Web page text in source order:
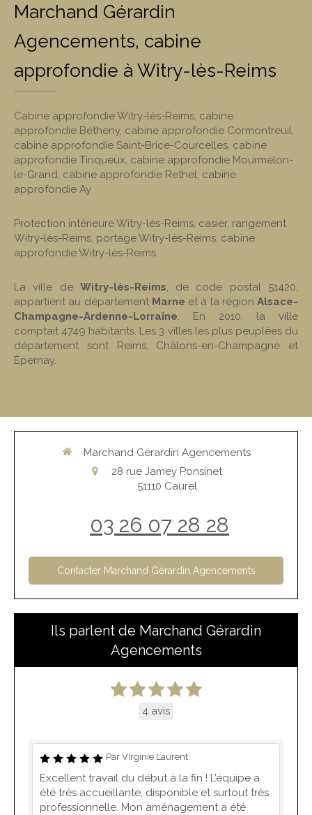
Marchand Gérardin
Agencements, cabine
approfondie à Witry-lès-Reims
Cabine approfondie Witry-lès-Reims, cabine
approfondie Bétheny, cabine approfondie Cormontreuil,
cabine approfondie Saint-Brice-Courcelles, cabine
approfondie Tinqueux, cabine approfondie Mourmelon-
le-Grand, cabine approfondie Rethel, cabine
approfondie Ay
Protection intérieure Witry-lès-Reims, casier, rangement
Witry-lès-Reims, portage Witry-lès-Reims, cabine
approfondie Witry-lès-Reims
La ville de Witry-lès-Reims, de code postal 51420,
appartient au département Marne et à la région Alsace-
Champagne-Ardenne-Lorraine. En 2010, la ville
comptait 4749 habitants. Les 3 villes les plus peuplées du
département sont Reims, Châlons-en-Champagne et
Épernay.
Marchand Gérardin Agencements
28 rue Jamey Ponsinet
51110 Caurel
03 26 07 28 28
Contacter Marchand Gérardin Agencements
Ils parlent de Marchand Gérardin
Agencements
4 avis
Par Virginie Laurent
Excellent travail du début à la fin ! L’équipe a
été très accueillante, disponible et surtout très
professionnelle. Mon aménagement a été